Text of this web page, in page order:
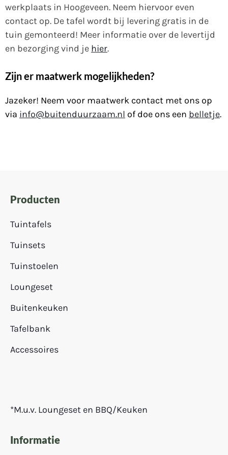
werkplaats in Hoogeveen. Neem hiervoor even
contact op. De tafel wordt bij levering gratis in de
tuin gemonteerd! Meer informatie over de levertijd
en bezorging vind je hier.
Zijn er maatwerk mogelijkheden?
Jazeker! Neem voor maatwerk contact met ons op
via info@buitenduurzaam.nl of doe ons een belletje.
Producten
Tuintafels
Tuinsets
Tuinstoelen
Loungeset
Buitenkeuken
Tafelbank
Accessoires
*M.u.v. Loungeset en BBQ/Keuken
Informatie